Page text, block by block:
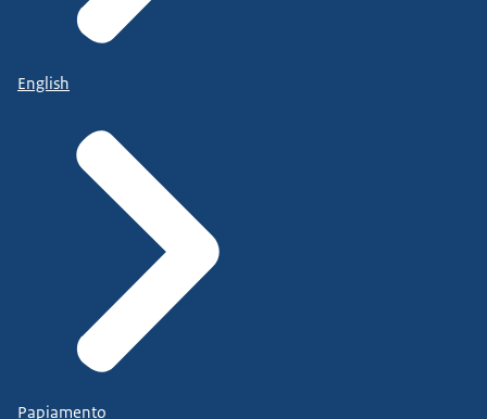
English
Papiamento